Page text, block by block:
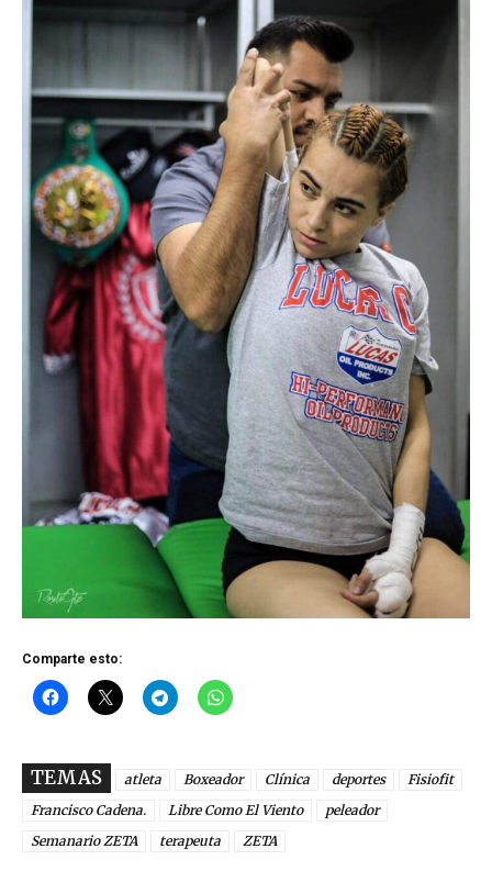
Comparte esto:
TEMAS atleta Boxeador Clínica deportes
Fisiofit
Francisco Cadena.
Libre Como El Viento
peleador
Semanario ZETA
terapeuta ZETA